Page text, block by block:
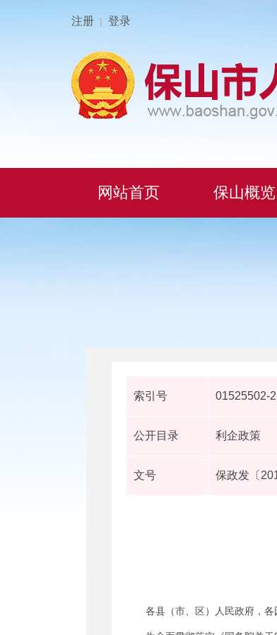
注册 | 登录
网站首页 保山概览
索引号 01525502-
公开目录 利企政策
文号 保政发〔
各县（市、区）人民政府，各